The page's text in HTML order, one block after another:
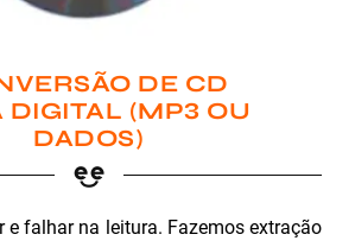
DE CD
DIGITAL (MP3 OU
DADOS)
falhar na leitura. Fazemos extração